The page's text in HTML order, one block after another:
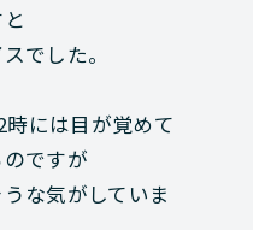
でした。
には目が覚めて
ですが
な気がしていま